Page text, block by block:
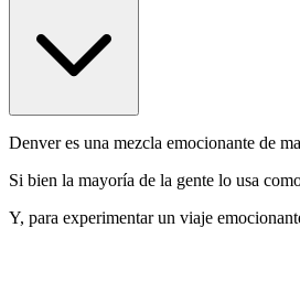
Denver es una mezcla emocionante de
Si bien la mayoría de la gente lo usa
Y, para experimentar un viaje